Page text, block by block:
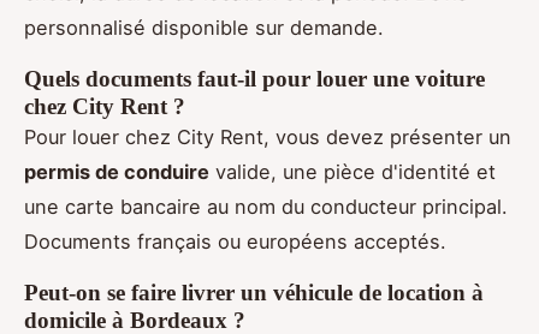
personnalisé disponible sur demande.
Quels documents faut-il pour louer une voiture
chez City Rent ?
Pour louer chez City Rent, vous devez présenter un
permis de conduire valide, une pièce d'identité et
une carte bancaire au nom du conducteur principal.
Documents français ou européens acceptés.
Peut-on se faire livrer un véhicule de location à
domicile à Bordeaux ?